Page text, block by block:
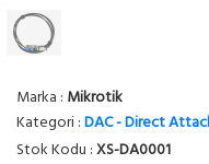
Marka : Mikrotik
Kategori :DAC - Direct
Stok Kodu :XS-DA0001